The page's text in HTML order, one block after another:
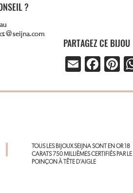
?
PARTAGEZ CE BIJOU
E
ail
Fa
b
Pi
er
TOUS LES BIJOUX SEIJNA SONT EN OR 18
CARATS 750 MILLIÈMES CERTIFIÉS PAR LE
POINÇON À TÊTE D’AIGLE